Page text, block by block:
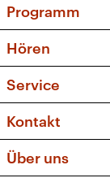
Programm
Musikliste
Kakadu
Hören
Service
FAQ
Apps
Kontakt
Über uns